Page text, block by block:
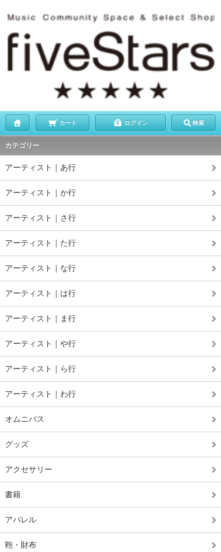
カート ログイン 検索
カテゴリー
アーティスト｜あ行
アーティスト｜か行
アーティスト｜さ行
アーティスト｜た行
アーティスト｜な行
アーティスト｜は行
アーティスト｜ま行
アーティスト｜や行
アーティスト｜ら行
アーティスト｜わ行
オムニバス
グッズ
アクセサリー
書籍
アパレル
鞄・財布